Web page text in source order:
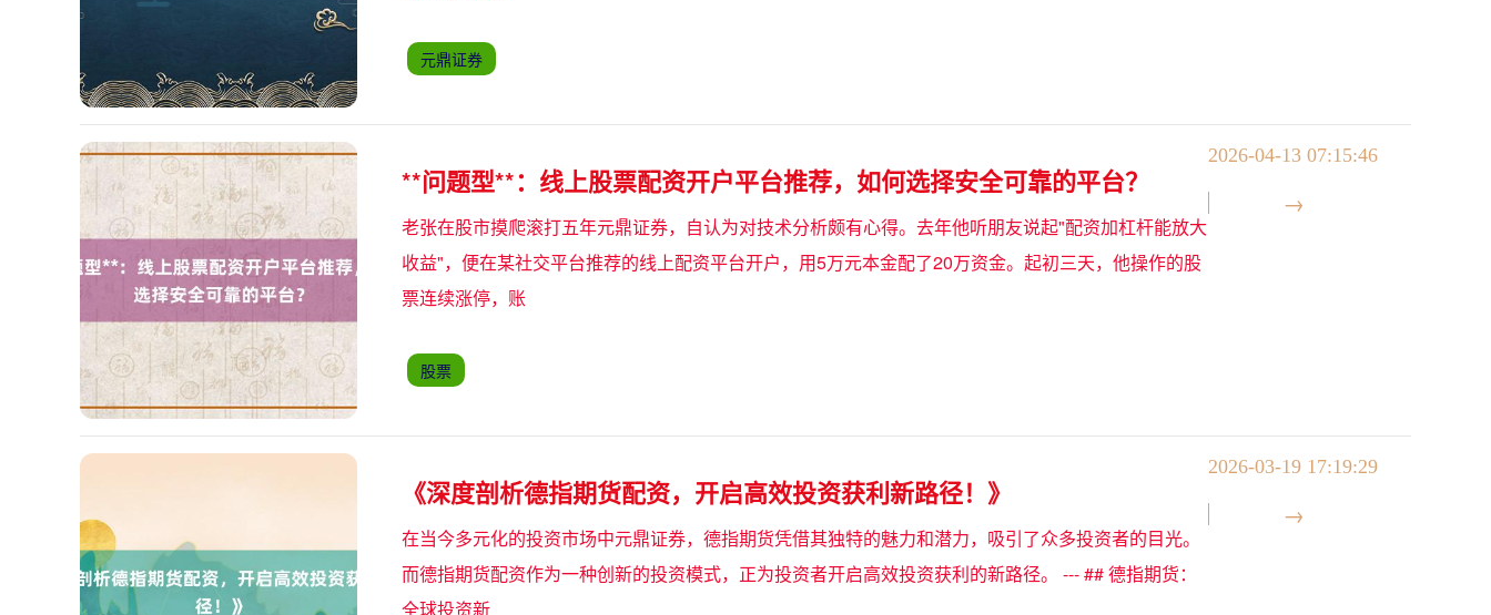
元鼎证券
**问题型**：线上股票配资开户平台推荐，如何选择安全可靠的平台？
2026-04-13 07:15:46
老张在股市摸爬滚打五年元鼎证券，自认为对技术分析颇有心得。去年他听朋友说起"配资加杠杆能放大
收益"，便在某社交平台推荐的线上配资平台开户，用5万元本金配了20万资金。起初三天，他操作的股
票连续涨停，账
股票
《深度剖析德指期货配资，开启高效投资获利新路径！》
2026-03-19 17:19:29
在当今多元化的投资市场中元鼎证券，德指期货凭借其独特的魅力和潜力，吸引了众多投资者的目光。
而德指期货配资作为一种创新的投资模式，正为投资者开启高效投资获利的新路径。 --- ## 德指期货：
全球投资新